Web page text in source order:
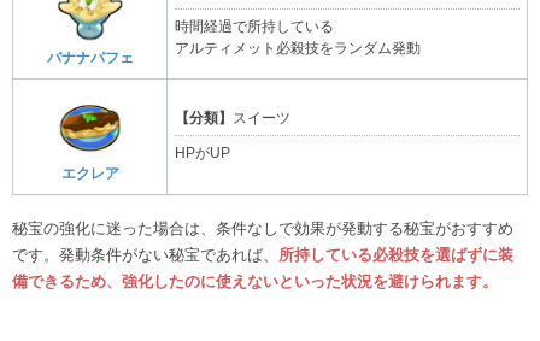
バナナパフェ
時間経過で所持している
アルティメット必殺技をランダム発動
エクレア
【分類】 スイーツ
HPがUP
秘宝の強化に迷った場合は、条件なしで効果が発動する秘宝がおすすめ
です。発動条件がない秘宝であれば、 所持している必殺技を選ばずに装
備できるため、強化したのに使えないといった状況を避けられます。